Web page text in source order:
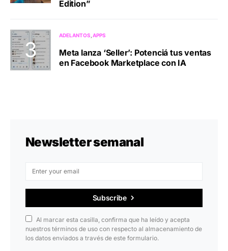
Edition”
ADELANTOS APPS
Meta lanza ‘Seller’: Potenciá tus ventas
en Facebook Marketplace con IA
Newsletter semanal
Subscribe
Al marcar esta casilla, confirma que ha leído y acepta
nuestros términos de uso con respecto al almacenamiento de
los datos enviados a través de este formulario.